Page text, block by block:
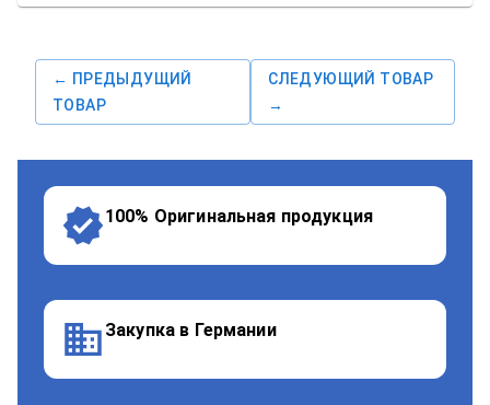
← ПРЕДЫДУЩИЙ
ТОВАР
СЛЕДУЮЩИЙ ТОВАР
→
100% Оригинальная продукция
Закупка в Германии